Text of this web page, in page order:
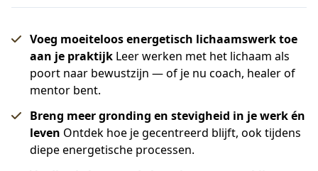
Voeg moeiteloos energetisch lichaamswerk toe
aan je praktijk Leer werken met het lichaam als
poort naar bewustzijn — of je nu coach, healer of
mentor bent.
Breng meer gronding en stevigheid in je werk én
leven Ontdek hoe je gecentreerd blijft, ook tijdens
diepe energetische processen.